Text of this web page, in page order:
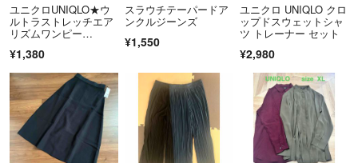
ユニクロUNIQLO★ウ
ルトラストレッチエア
リズムワンピー
¥1,380
スラウチテーパードア
ンクルジーンズ
¥1,550
ユニクロ UNIQLO クロ
ップドスウェットシャ
ツ トレーナー セット
¥2,980